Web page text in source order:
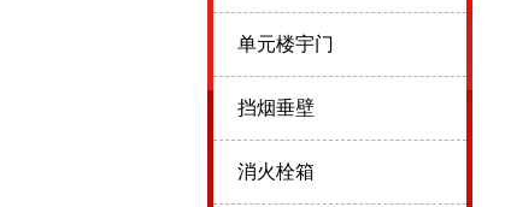
单元楼宇门
挡烟垂壁
消火栓箱